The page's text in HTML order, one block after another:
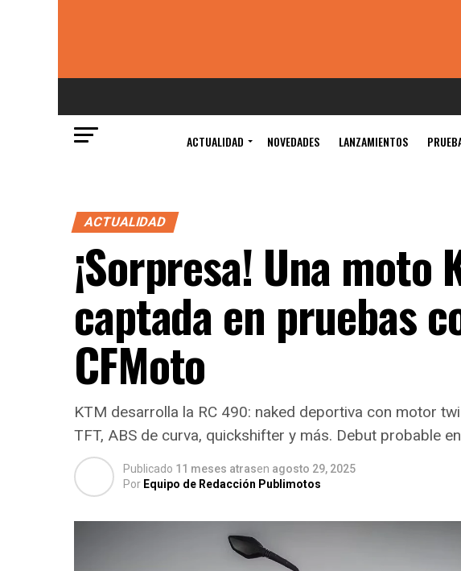
ACTUALIDAD NOVEDADES LANZAMIENTOS
ACTUALIDAD
¡Sorpresa! Una moto
captada en pruebas
CFMoto
KTM desarrolla la RC 490: naked deportiva con motor
TFT, ABS de curva, quickshifter y más. Debut probable
Publicado 11 meses atrasen agosto 29, 2025
Por Equipo de Redacción Publimotos